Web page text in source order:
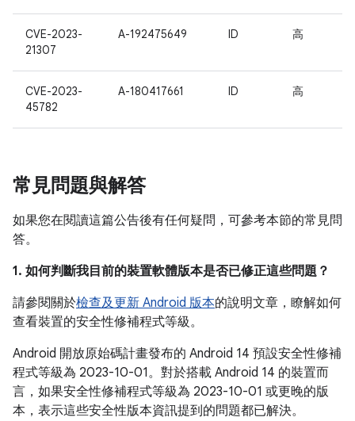
CVE-2023-
21307
A-192475649 ID 高
CVE-2023-
45782
A-180417661 ID 高
常見問題與解答
如果您在閱讀這篇公告後有任何疑問，可參考本節的常見問
答。
1. 如何判斷我目前的裝置軟體版本是否已修正這些問題？
請參閱關於檢查及更新 Android 版本的說明文章，瞭解如何
查看裝置的安全性修補程式等級。
Android 開放原始碼計畫發布的 Android 14 預設安全性修補
程式等級為 2023-10-01。對於搭載 Android 14 的裝置而
言，如果安全性修補程式等級為 2023-10-01 或更晚的版
本，表示這些安全性版本資訊提到的問題都已解決。